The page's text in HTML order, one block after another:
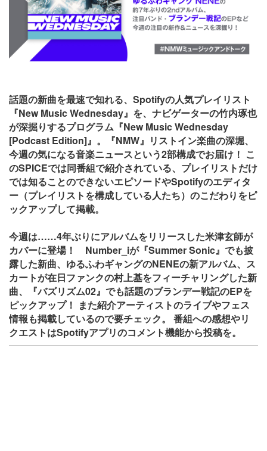
話題の新曲を最速で知れる、Spotifyの人気プレイリスト
『New Music Wednesday』を、ナビゲーターの竹内琢也
が深掘りするプログラム『New Music Wednesday
[Podcast Edition]』。『NMW』リストイン楽曲の深堀、
今週の気になる音楽ニュースという2部構成でお届け！ こ
のSPICEでは同番組で紹介されている、プレイリストだけ
では知ることのできないエピソードやSpotifyのエディタ
ー（プレイリストを構成している人たち）のこだわりをピ
ックアップして掲載。
今週は……4年ぶりにアルバムをリリースした米津玄師が
カバーに登場！ Number_iが『Summer Sonic』でも披
露した新曲、ゆるふわギャングのNENEの新アルバム、ス
カートが在日ファンクの村上基をフィーチャリングした新
曲、『バズリズム02』でも話題のブランデー戦記のEPを
ピックアップ！ また紹介アーティストのライブやフェス
情報も掲載しているので要チェック。 番組への感想やリ
クエストはSpotifyアプリのコメント機能から投稿を。